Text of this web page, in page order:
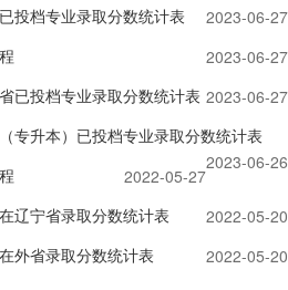
投档专业录取分数统计表
2023-06-27
2023-06-27
已投档专业录取分数统计表 2023-06-27
专升本）已投档专业录取分数统计表
2023-06-26
2022-05-27
辽宁省录取分数统计表
2022-05-20
外省录取分数统计表
2022-05-20